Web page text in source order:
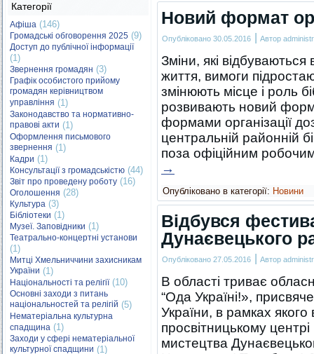
Категорії
Афіша (146)
Громадські обговорення 2025 (9)
Доступ до публічної інформації
(1)
Звернення громадян (3)
Графік особистого прийому
громадян керівництвом
управління (1)
Законодавство та нормативно-
правові акти (1)
Оформлення письмового
звернення (1)
Кадри (1)
Консультації з громадськістю (44)
Звіт про проведену роботу (16)
Оголошення (28)
Культура (3)
Бібліотеки (1)
Музеї. Заповідники (1)
Театрально-концертні установи
(1)
Митці Хмельниччини захисникам
України (1)
Національності та релігії(10)
Основні заходи з питань
національностей та релігій (5)
Нематеріальна культурна
спадщина (1)
Заходи у сфері нематеріальної
культурної спадщини (1)
Новий формат
Опубліковано 30.05.2016 | Автор
Зміни, які відбуваються
життя, вимоги
змінюють місце і роль
розвивають новий
формами організації
центральній районній
поза офіційним
→
Опубліковано в категорії: Новини
Відбувся
Дунаєвецького
Опубліковано 27.05.2016 | Автор
В області триває
“Ода Україні!»,
України, в рамках
просвітницькому
мистецтва